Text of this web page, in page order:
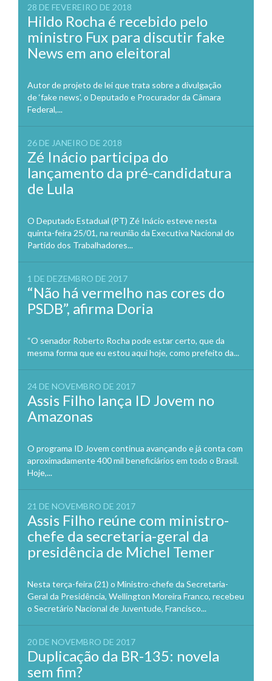
28 DE FEVEREIRO DE 2018
Hildo Rocha é recebido pelo
ministro Fux para discutir fake
News em ano eleitoral
Autor de projeto de lei que trata sobre a divulgação
de ‘fake news’, o Deputado e Procurador da Câmara
Federal,...
26 DE JANEIRO DE 2018
Zé Inácio participa do
lançamento da pré-candidatura
de Lula
O Deputado Estadual (PT) Zé Inácio esteve nesta
quinta-feira 25/01, na reunião da Executiva Nacional do
Partido dos Trabalhadores...
1 DE DEZEMBRO DE 2017
“Não há vermelho nas cores do
PSDB”, afirma Doria
“O senador Roberto Rocha pode estar certo, que da
mesma forma que eu estou aqui hoje, como prefeito da...
24 DE NOVEMBRO DE 2017
Assis Filho lança ID Jovem no
Amazonas
O programa ID Jovem continua avançando e já conta com
aproximadamente 400 mil beneficiários em todo o Brasil.
Hoje,...
21 DE NOVEMBRO DE 2017
Assis Filho reúne com ministro-
chefe da secretaria-geral da
presidência de Michel Temer
Nesta terça-feira (21) o Ministro-chefe da Secretaria-
Geral da Presidência, Wellington Moreira Franco, recebeu
o Secretário Nacional de Juventude, Francisco...
20 DE NOVEMBRO DE 2017
Duplicação da BR-135: novela
sem fim?